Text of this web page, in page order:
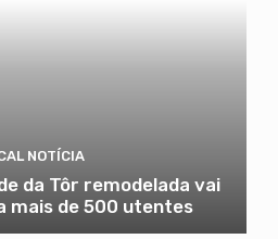
NOTÍCIA
da Tôr remodelada vai
mais de 500 utentes